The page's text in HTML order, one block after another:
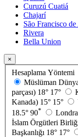
Curuzú Cuatiá
Chajarí
São Francisco de
Rivera
Bella Union
×
Hesaplama Yöntemi
Müslüman
parçası) 18° 17°
Kanada) 15° 15°
18.5° 90*
İslam Örgütleri
Başkanlığı 18° 17°